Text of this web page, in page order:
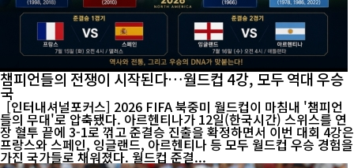
챔피언들의 전쟁이 시작된다…월드컵 4강, 모두 역대 우승
국
[인터내셔널포커스] 2026 FIFA 북중미 월드컵이 마침내 '챔피언
들의 무대'로 압축됐다. 아르헨티나가 12일(한국시간) 스위스를 연
장 혈투 끝에 3-1로 꺾고 준결승 진출을 확정하면서 이번 대회 4강은
프랑스와 스페인, 잉글랜드, 아르헨티나 등 모두 월드컵 우승 경험을
가진 국가들로 채워졌다. 월드컵 준결...